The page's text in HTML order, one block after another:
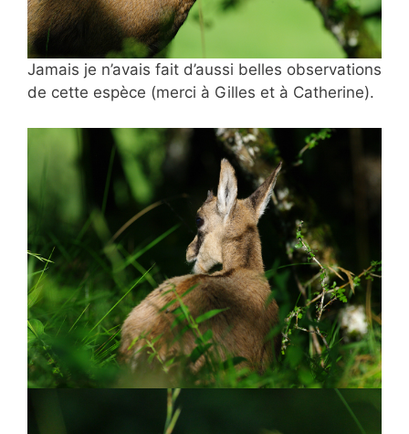
Jamais je n’avais fait d’aussi belles observations
de cette espèce (merci à Gilles et à Catherine).